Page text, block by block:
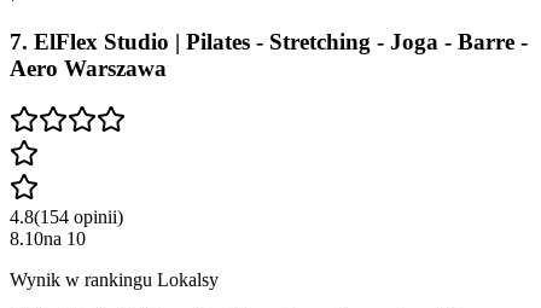
7. ElFlex Studio | Pilates - Stretching - Joga - Barre -
Aero Warszawa
4.8(154 opinii)
8.10na 10
Wynik w rankingu Lokalsy